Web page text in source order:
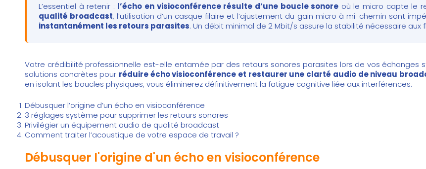
L’essentiel à retenir : l’écho en visioconférence résulte d’une boucle sonore où le micro capte le
qualité broadcast, l’utilisation d’un casque filaire et l’ajustement du gain micro à mi-chemin sont
instantanément les retours parasites. Un débit minimal de 2 Mbit/s assure la stabilité nécessaire aux
Votre crédibilité professionnelle est-elle entamée par des retours sonores parasites lors de vos échanges
solutions concrètes pour réduire écho visioconférence et restaurer une clarté audio de niveau
en isolant les boucles physiques, vous éliminerez définitivement la fatigue cognitive liée aux interférences.
Débusquer l’origine d’un écho en visioconférence
3 réglages système pour supprimer les retours sonores
Privilégier un équipement audio de qualité broadcast
Comment traiter l’acoustique de votre espace de travail ?
Débusquer l'origine d'un écho en visioconférence